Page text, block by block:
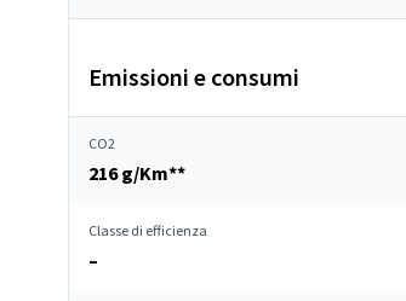
Emissioni e consumi
CO2
216 g/Km**
Classe di efficienza
–